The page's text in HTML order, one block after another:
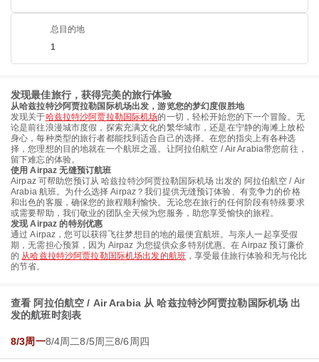
总目的地
1
发现最佳旅行，获得完美的旅行体验
从哈兹拉特沙阿贾拉勒国际机场出发，游览您的梦幻度假胜地
发现关于哈兹拉特沙阿贾拉勒国际机场的一切，轻松开始您的下一个冒险。无
论是前往浪漫城市度假，探索充满文化的繁华城市，还是在宁静的海滩上放松
身心，每种类型的旅行者都能找到适合自己的选择。在您的指尖上有各种选
择，您理想的目的地就在一个航班之遥。让阿拉伯航空 / Air Arabia带您前往，
留下难忘的体验。
使用 Airpaz 无缝预订航班
Airpaz 可帮助您预订从 哈兹拉特沙阿贾拉勒国际机场 出发的 阿拉伯航空 / Air
Arabia 航班。为什么选择 Airpaz？我们提供无缝预订体验、有竞争力的价格
和出色的客服，确保您的旅程顺利愉快。无论您在旅行的任何阶段有特殊要求
或需要帮助，我们敬业的团队全天候为您服务，助您享受愉快的旅程。
发现 Airpaz 的特别优惠
通过 Airpaz，您可以获得飞往梦想目的地的最便宜航班。与亲人一起享受假
期，无需担心预算，因为 Airpaz 为您提供众多特别优惠。在 Airpaz 预订廉价
的 从哈兹拉特沙阿贾拉勒国际机场出发的航班，享受最佳旅行体验和无与伦比
的节省。
查看 阿拉伯航空 / Air Arabia 从 哈兹拉特沙阿贾拉勒国际机场 出
发的航班时刻表
8/3周一8/4周二8/5周三8/6周四